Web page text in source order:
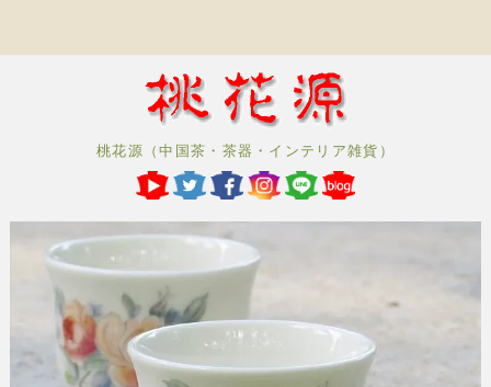
桃花源（中国茶・茶器・インテリア雑貨）